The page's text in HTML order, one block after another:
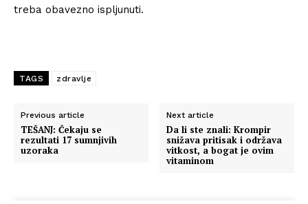
treba obavezno ispljunuti.
TAGS zdravlje
Previous article
TEŠANJ: Čekaju se
rezultati 17 sumnjivih
uzoraka
Next article
Da li ste znali: Krompir
snižava pritisak i održava
vitkost, a bogat je ovim
vitaminom